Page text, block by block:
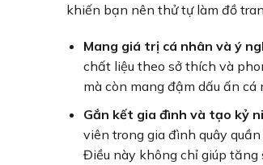
khiến bạn nên thử tự làm đồ
Mang giá trị cá nhân và ý
chất liệu theo sở thích và
mà còn mang đậm dấu ấn
Gắn kết gia đình và tạo kỷ
viên trong gia đình quây
Điều này không chỉ giúp tăng